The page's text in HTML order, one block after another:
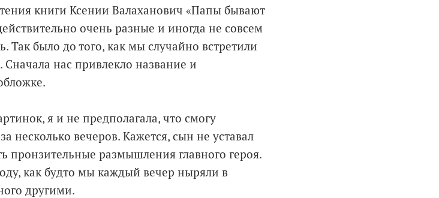
книги Ксении Валаханович «Папы бывают
очень разные и иногда не совсем
Так было до того, как мы случайно встретили
нас привлекло название и
я и не предполагала, что смогу
несколько вечеров. Кажется, сын не уставал
пронзительные размышления главного героя.
как будто мы каждый вечер ныряли в
другими.